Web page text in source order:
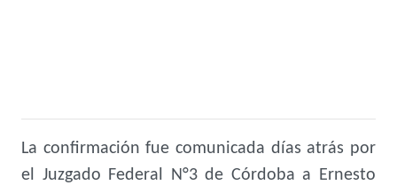
La confirmación fue comunicada días atrás por
el Juzgado Federal N°3 de Córdoba a Ernesto